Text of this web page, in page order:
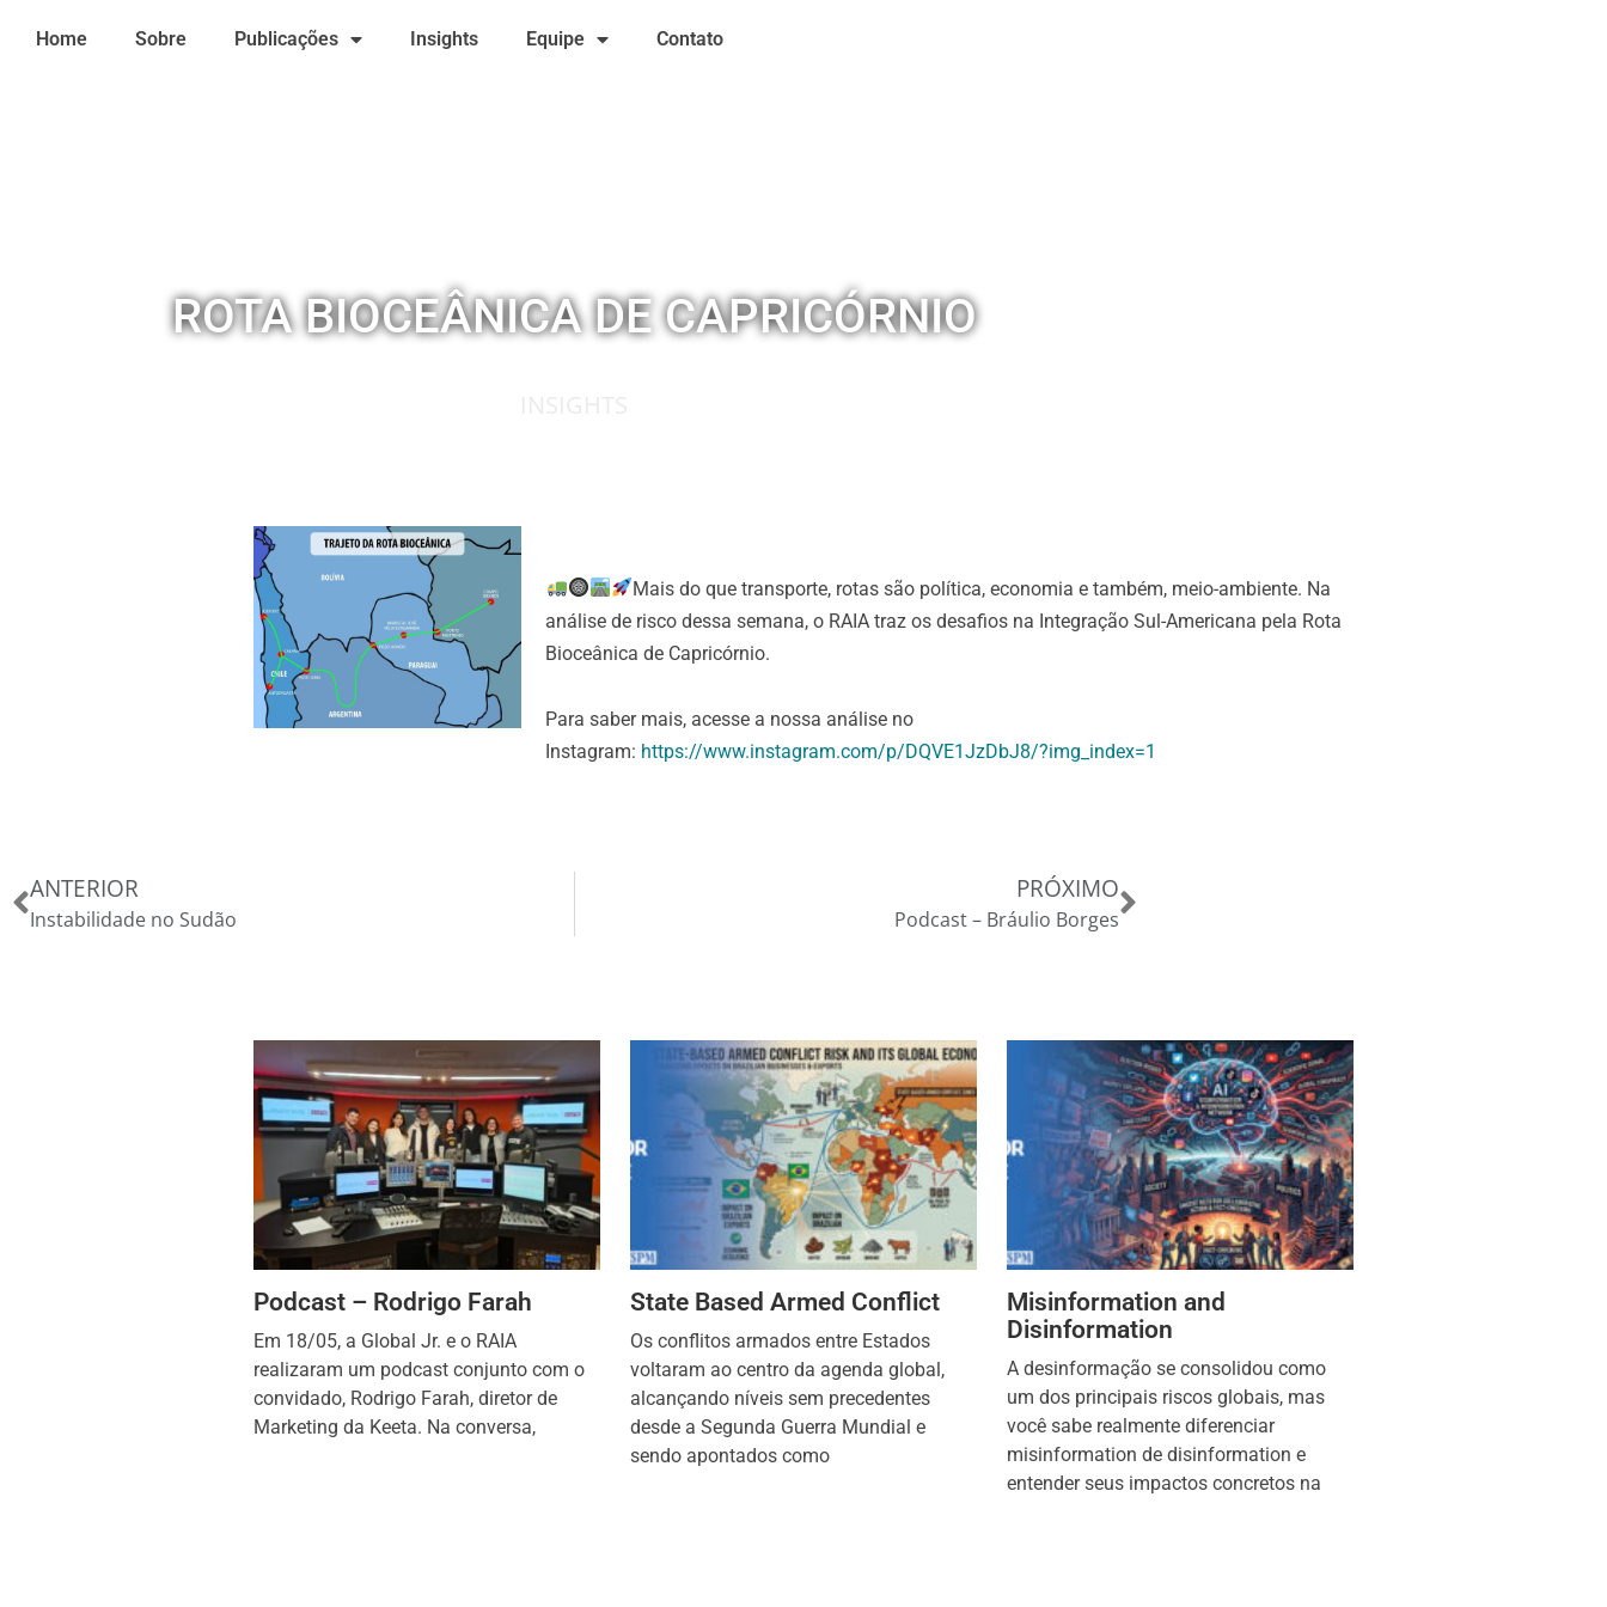
paraHome Sobre Publicações Insights Equipe Contato
ROTA BIOCEÂNICA DE CAPRICÓRNIO
Mais do que transporte, rotas são política, economia e também, meio-ambiente. Na
análise de risco dessa semana, o RAIA traz os desafios na Integração Sul-Americana pela Rota
Bioceânica de Capricórnio.
Para saber mais, acesse a nossa análise no
Instagram: https://www.instagram.com/p/DQVE1JzDbJ8/?img_index=1
Anterior
ANTERIOR
Instabilidade no Sudão
PRÓXIMO
Podcast – Bráulio Borges
Próximo
Podcast – Rodrigo Farah
Em 18/05, a Global Jr. e o RAIA
realizaram um podcast conjunto com o
convidado, Rodrigo Farah, diretor de
Marketing da Keeta. Na conversa,
State Based Armed Conflict
Os conflitos armados entre Estados
voltaram ao centro da agenda global,
alcançando níveis sem precedentes
desde a Segunda Guerra Mundial e
sendo apontados como
Misinformation and
Disinformation
A desinformação se consolidou como
um dos principais riscos globais, mas
você sabe realmente diferenciar
misinformation de disinformation e
entender seus impactos concretos na